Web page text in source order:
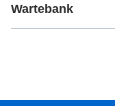
Wartebank